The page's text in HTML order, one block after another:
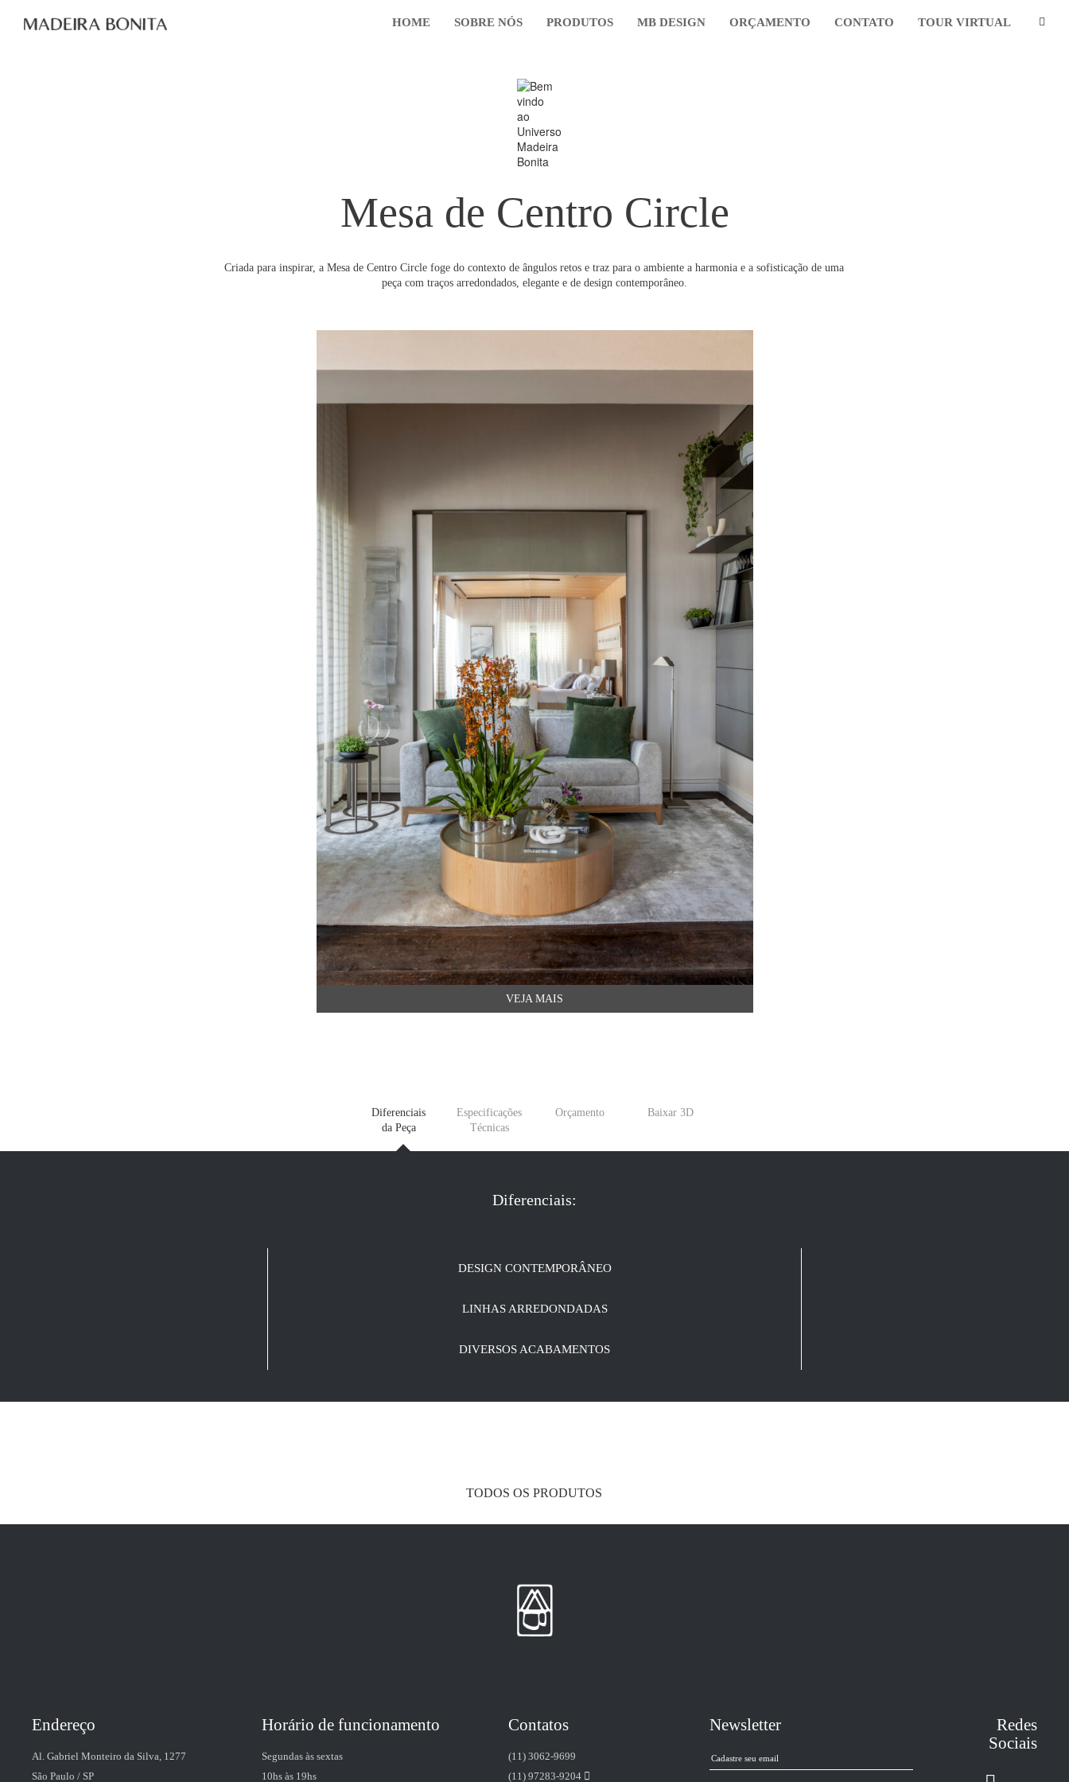
HOME SOBRE NÓS PRODUTOS MB DESIGN ORÇAMENTO CONTATO TOUR VIRTUAL
Mesa de Centro Circle
Criada para inspirar, a Mesa de Centro Circle foge do contexto de ângulos retos e traz para o ambiente a harmonia e a sofisticação de uma
peça com traços arredondados, elegante e de design contemporâneo.
VEJA MAIS
Diferenciais
da Peça
Especificações
Técnicas
Orçamento Baixar 3D
Diferenciais:
DESIGN CONTEMPORÂNEO
LINHAS ARREDONDADAS
DIVERSOS ACABAMENTOS
TODOS OS PRODUTOS
Endereço
Al. Gabriel Monteiro da Silva, 1277
São Paulo / SP
Horário de funcionamento
Segundas às sextas
10hs às 19hs
Contatos
(11) 3062-9699
(11) 97283-9204
Newsletter
Redes
Sociais